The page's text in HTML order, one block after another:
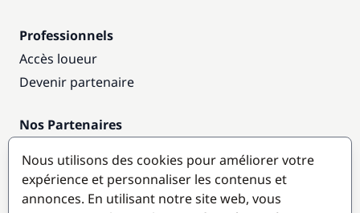
Professionnels
Accès loueur
Devenir partenaire
Nos Partenaires
Destinations populaires
Nous utilisons des cookies pour améliorer votre
expérience et personnaliser les contenus et
annonces. En utilisant notre site web, vous